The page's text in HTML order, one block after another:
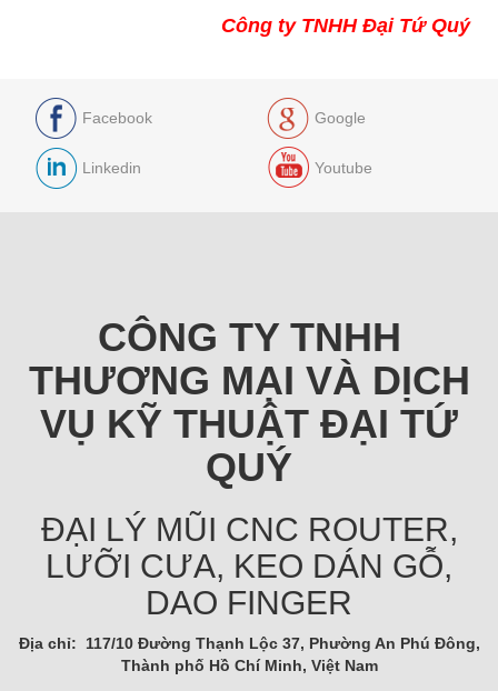
Công ty TNHH Đại Tứ Quý
Facebook Google
Linkedin Youtube
CÔNG TY TNHH
THƯƠNG MẠI VÀ DỊCH
VỤ KỸ THUẬT ĐẠI TỨ
QUÝ
ĐẠI LÝ MŨI CNC ROUTER,
LƯỠI CƯA, KEO DÁN GỖ,
DAO FINGER
Địa chỉ: 117/10 Đường Thạnh Lộc 37, Phường An Phú Đông,
Thành phố Hồ Chí Minh, Việt Nam